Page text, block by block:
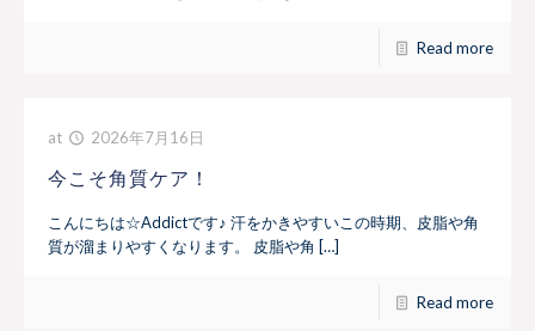
Read more
at 2026年7月16日
今こそ角質ケア！
こんにちは☆Addictです♪ 汗をかきやすいこの時期、皮脂や角
質が溜まりやすくなります。 皮脂や角 […]
Read more